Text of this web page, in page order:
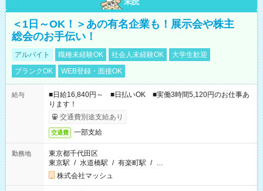
＜1日～OK！＞あの有名企業も！展示会や株主
総会のお手伝い！
アルバイト 職種未経験OK 社会人未経験OK
大学生歓迎
ブランクOK
WEB登録・面接OK
給与
■日給16,840円～ ■日払いOK ■実働3時間5,120円のお仕事あ
ります！
交通費別途支給あり
交通費 一部支給
勤務地
東京都千代田区
東京駅 / 水道橋駅 / 有楽町駅 / …
株式会社マッシュ